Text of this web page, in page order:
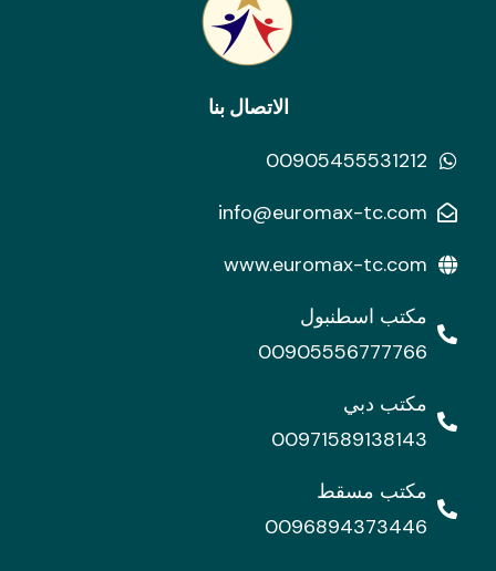
الاتصال بنا
00905455531212
info@euromax-tc.com
www.euromax-tc.com
مكتب اسطنبول
00905556777766
مكتب دبي
00971589138143
مكتب مسقط
0096894373446